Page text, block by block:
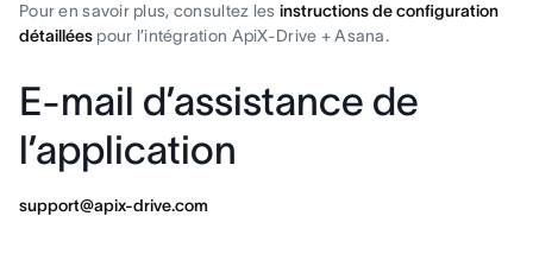
Pour en savoir plus, consultez les instructions de configuration
détaillées pour l’intégration ApiX-Drive + Asana.
E-mail d’assistance de
l’application
support@apix-drive.com